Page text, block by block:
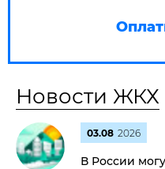
Новости ЖКХ
03.08 2026
В России